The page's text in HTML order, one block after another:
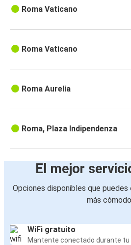
Roma Vaticano
Roma Vaticano
Roma Aurelia
Roma, Plaza Indipendenza
El mejor
Opciones disponibles que puedes
más
WiFi gratuito
Mantente conectado durante tu